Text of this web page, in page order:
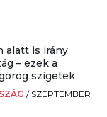
alatt is irány
– ezek a
szigetek
/ SZEPTEMBER